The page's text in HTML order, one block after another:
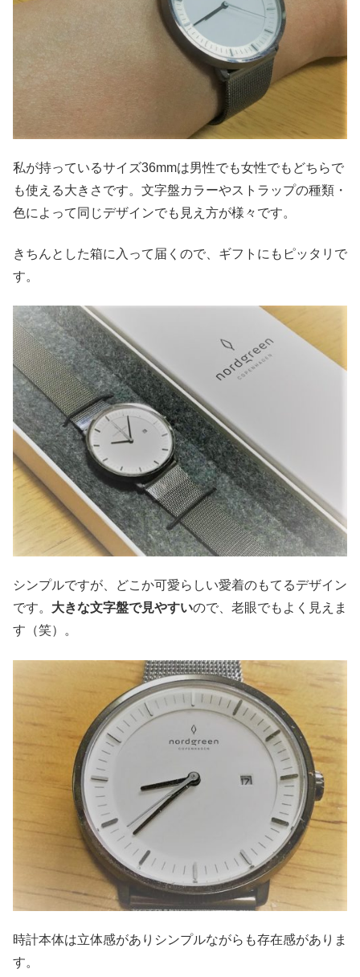
私が持っているサイズ36mmは男性でも女性でもどちらで
も使える大きさです。文字盤カラーやストラップの種類・
色によって同じデザインでも見え方が様々です。
きちんとした箱に入って届くので、ギフトにもピッタリで
す。
シンプルですが、どこか可愛らしい愛着のもてるデザイン
です。 大きな文字盤で見やすいので、老眼でもよく見えま
す（笑）。
時計本体は立体感がありシンプルながらも存在感がありま
す。